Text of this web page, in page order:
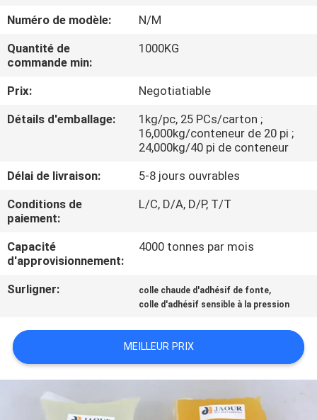
VISITE
DE
L'USINE
QUALITÉ
CONTACTEZ-
NOUS
NOUVELLES
CAS
DEMANDEZ
UN DEVIS
PLAN
Numéro de modèle:
N/M
Quantité de
commande min:
1000KG
Prix:
Negotiatiable
Détails d'emballage:
1kg/pc, 25 PCs/carton ;
16,000kg/conteneur de 20 pi ;
24,000kg/40 pi de conteneur
Délai de livraison:
5-8 jours ouvrables
Conditions de
paiement:
L/C, D/A, D/P, T/T
Capacité
d'approvisionnement:
4000 tonnes par mois
Surligner: colle chaude d'adhésif de fonte,
colle d'adhésif sensible à la pression
MEILLEUR PRIX